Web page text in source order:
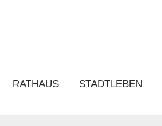
RATHAUS STADTLEBEN